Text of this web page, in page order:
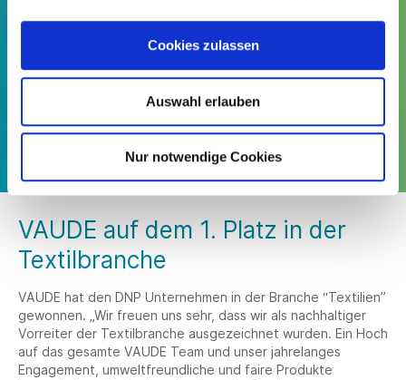
Cookies zulassen
Auswahl erlauben
Nur notwendige Cookies
„Die Jury des DNP hat unser Engagement für
eine faire und umweltfreundliche Lieferkette
gewürdigt. Wir zeigen, dass es auch in der
herausfordernden Textilindustrie Lösungen
brauchen.“
Jan Lorch, VAUDE Geschäftsleitung Vertrieb & CSR
VAUDE auf dem 1. Platz in der
Textilbranche
VAUDE hat den DNP Unternehmen in der Branche “Textilien”
gewonnen. „Wir freuen uns sehr, dass wir als nachhaltiger
Vorreiter der Textilbranche ausgezeichnet wurden. Ein Hoch
auf das gesamte VAUDE Team und unser jahrelanges
Engagement, umweltfreundliche und faire Produkte